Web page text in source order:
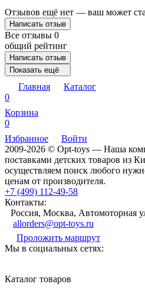
Отзывов ещё нет — ваш может
Написать отзыв
Все отзывы 0
общий рейтинг
Написать отзыв
Показать ещё
Главная
Каталог
0
Корзина
0
Избранное
Войти
2009-2026 © Opt-toys — Наша
поставками детских товаров из
осуществляем поиск любого
ценам от производителя.
+7 (499) 112-49-58
Контакты:
Россия, Москва, Автомоторная
allorders@opt-toys.ru
Проложить маршрут
Мы в социальных сетях:
Каталог товаров